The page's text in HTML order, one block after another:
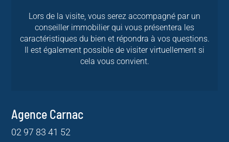
Agence Carnac
02 97 83 41 52
Lors de la visite, vous serez accompagné par un
conseiller immobilier qui vous présentera les
caractéristiques du bien et répondra à vos questions.
Il est également possible de visiter virtuellement si
cela vous convient.